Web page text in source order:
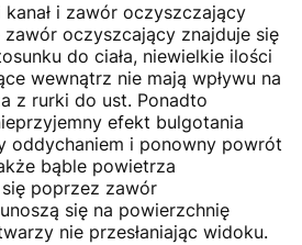
i zawór oczyszczający
zawór oczyszcający znajduje się
do ciała, niewielkie ilości
wewnątrz nie mają wpływu na
z rurki do ust. Ponadto
efekt bulgotania
oddychaniem i ponowny powrót
bąble powietrza
poprzez zawór
się na powierzchnię
nie przesłaniając widoku.